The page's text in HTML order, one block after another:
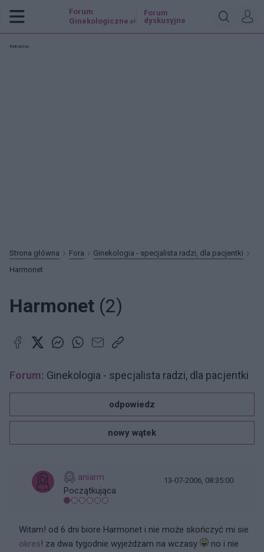
Forum
Ginekologiczne .pl
Forum
dyskusyjne
Reklama:
Strona główna Fora
Ginekologia - specjalista radzi, dla pacjentki
Harmonet
Harmonet (2)
Forum: Ginekologia - specjalista radzi, dla pacjentki
odpowiedz
nowy wątek
aniarm
Początkująca
13-07-2006, 08:35:00
Witam! od 6 dni biore Harmonet i nie może skończyć mi sie
okres! za dwa tygodnie wyjeżdzam na wczasy
no i nie